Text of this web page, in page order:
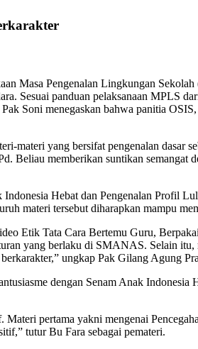
Masa Pengenalan Lingkungan
Sesuai panduan pelaksanaan MPLS
Soni menegaskan bahwa panitia
materi yang bersifat pengenalan dasar
Beliau memberikan suntikan
Hebat dan Pengenalan Profil
materi tersebut diharapkan mampu
Etik Tata Cara Bertemu Guru,
yang berlaku di SMANAS. Selain
ungkap Pak Gilang Agung
dengan Senam Anak
pertama yakni mengenai
tutur Bu Fara sebagai pemateri.